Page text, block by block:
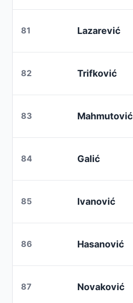
81 Lazarević
82 Trifković
83 Mahmutović
84 Galić
85 Ivanović
86 Hasanović
87 Novaković